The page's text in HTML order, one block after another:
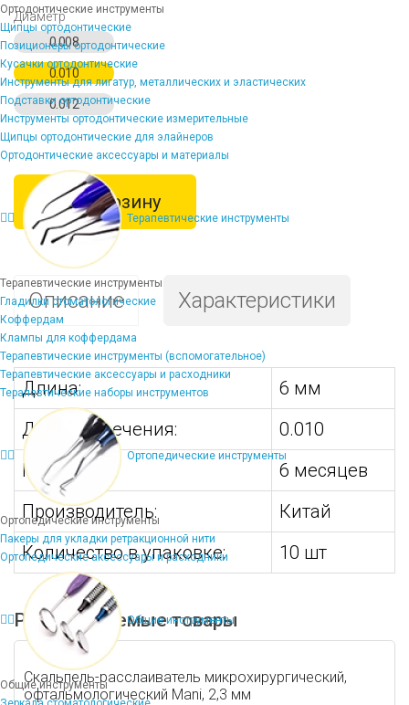
Ортодонтические инструменты
Щипцы ортодонтические
Позиционеры ортодонтические
Кусачки ортодонтические
Инструменты для лигатур, металлических и эластических
Подставки ортодонтические
Инструменты ортодонтические измерительные
Щипцы ортодонтические для элайнеров
Ортодонтические аксессуары и материалы
Терапевтические инструменты
Терапевтические инструменты
Гладилки стоматологические
Коффердам
Клампы для коффердама
Терапевтические инструменты (вспомогательное)
Терапевтические аксессуары и расходники
Терапевтические наборы инструментов
Ортопедические инструменты
Ортопедические инструменты
Пакеры для укладки ретракционной нити
Ортопедические аксессуары и расходники
Общие инструменты
Общие инструменты
Диаметр
0.008
0.010
0.012
В корзину
Описание Характеристики
Длина:
6 мм
Диаметр сечения:
0.010
Гарантия:
6 месяцев
Производитель:
Китай
Количество в упаковке:
10 шт
Рекомендуемые товары
Скальпель-расслаиватель микрохирургический,
офтальмологический Mani, 2,3 мм